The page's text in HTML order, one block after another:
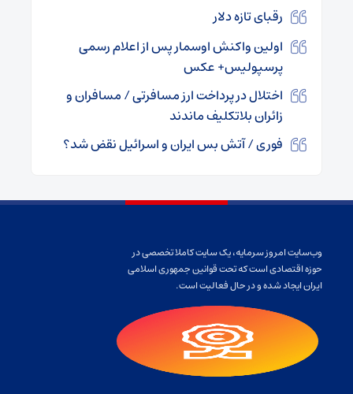
رقبای تازه دلار
اولین واکنش اوسمار پس از اعلام رسمی
پرسپولیس+ عکس
اختلال در پرداخت ارز مسافرتی / مسافران و
زائران بلاتکلیف ماندند
فوری / آتش بس ایران و اسرائیل نقض شد؟
وب‌سایت امروز سرمایه، یک سایت کاملا تخصصی در
حوزه اقتصادی است که تحت قوانین جمهوری اسلامی
ایران ایجاد شده و در حال فعالیت است.